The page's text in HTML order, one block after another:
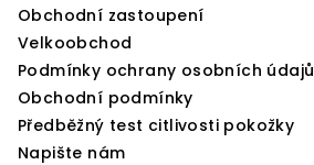
Obchodní zastoupení
Velkoobchod
Podmínky ochrany osobních údajů
Obchodní podmínky
Předběžný test citlivosti pokožky
Napište nám